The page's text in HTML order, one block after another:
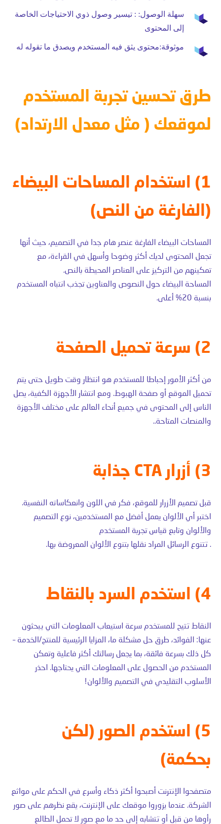
سهلة الوصول: : تيسير وصول ذوي الاحتياجات الخاصة
إلى المحتوى
موثوقة:محتوى يثق فيه المستخدم ويصدق ما تقوله له
طرق تحسين تجربة المستخدم
لموقعك ( مثل معدل الارتداد)
1) استخدام المساحات البيضاء
(الفارغة من النص)
المساحات البيضاء الفارغة عنصر هام جدا في التصميم، حيث أنها
تجعل المحتوى لديك أكثر وضوحا وأسهل في القراءة، مع
تمكينهم من التركيز على العناصر المحيطة بالنص.
المساحة البيضاء حول النصوص والعناوين تجذب انتباه المستخدم
بنسبة 20% أعلى.
2) سرعة تحميل الصفحة
من أكثر الأمور إحباطا للمستخدم هو انتظار وقت طويل حتى يتم
تحميل الموقع أو صفحة الهبوط. ومع انتشار الأجهزة الكفية، يصل
الناس إلى المحتوى في جميع أنحاء العالم على مختلف الأجهزة
والمنصات المتاحة..
3) أزرار CTA جذابة
قبل تصميم الأزرار للموقع، فكر في اللون وانعكاساته النفسية.
اختبر أي الألوان يعمل أفضل مع المستخدمين، نوع التصميم
والألوان وتابع قياس تجربة المستخدم
. تتنوع الرسائل المراد نقلها بتنوع الألوان المعروضة بها.
4) استخدم السرد بالنقاط
النقاط تتيح للمستخدم سرعة استيعاب المعلومات التي يبحثون
عنها: الفوائد، طرق حل مشكلة ما، المزايا الرئيسية للمنتج/الخدمة –
كل ذلك بسرعة فائقة، بما يجعل رسالتك أكثر فاعلية وتمكن
المستخدم من الحصول على المعلومات التي يحتاجها. احذر
الأسلوب التقليدي في التصميم والألوان!
5) استخدم الصور (لكن
بحكمة)
متصفحوا الإنترنت أصبحوا أكثر ذكاء وأسرع في الحكم على مواثع
الشركة. عندما يزوروا موقعك على الإنترنت، يقع نظرهم على صور
رأوها من قبل أو تتشابه إلى حد ما مع صور لا تحمل الطالع